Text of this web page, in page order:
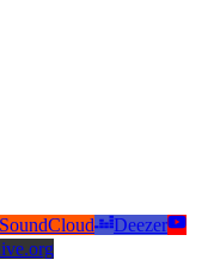
SoundCloud
Deezer